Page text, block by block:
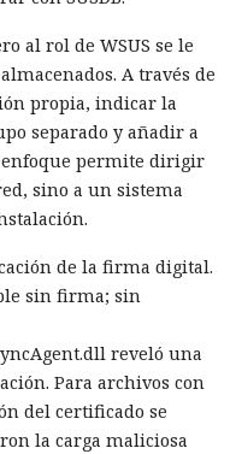
al rol de WSUS se le
A través de
propia, indicar la
separado y añadir a
enfoque permite dirigir
sino a un sistema
de la firma digital.
sin firma; sin
reveló una
Para archivos con
del certificado se
la carga maliciosa